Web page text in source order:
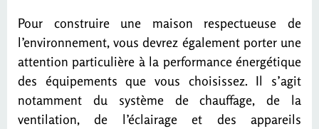
Pour construire une maison respectueuse de
l’environnement, vous devrez également porter une
attention particulière à la performance énergétique
des équipements que vous choisissez. Il s’agit
notamment du système de chauffage, de la
ventilation, de l’éclairage et des appareils